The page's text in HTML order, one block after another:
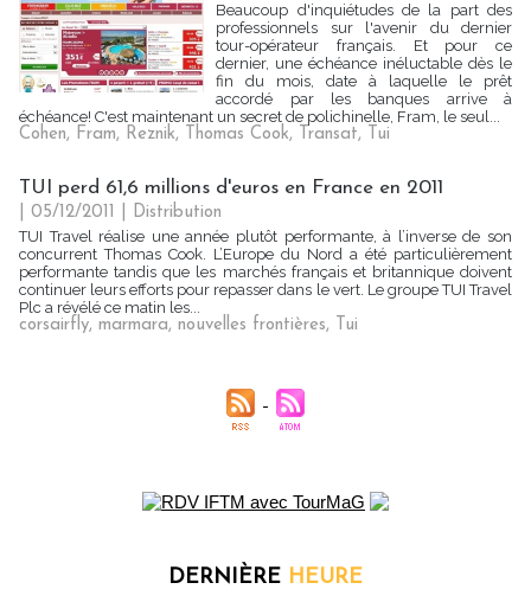
Beaucoup d'inquiétudes de la part des
professionnels sur l'avenir du dernier
tour-opérateur français. Et pour ce
dernier, une échéance inéluctable dès le
fin du mois, date à laquelle le prêt
accordé par les banques arrive à
échéance! C'est maintenant un secret de polichinelle, Fram, le seul...
Cohen, Fram, Reznik, Thomas Cook, Transat, Tui
TUI perd 61,6 millions d'euros en France en 2011
| 05/12/2011
Distribution
TUI Travel réalise une année plutôt performante, à l’inverse de son
concurrent Thomas Cook. L’Europe du Nord a été particulièrement
performante tandis que les marchés français et britannique doivent
continuer leurs efforts pour repasser dans le vert. Le groupe TUI Travel
Plc a révélé ce matin les...
corsairfly, marmara, nouvelles frontières, Tui
DERNIÈRE HEURE